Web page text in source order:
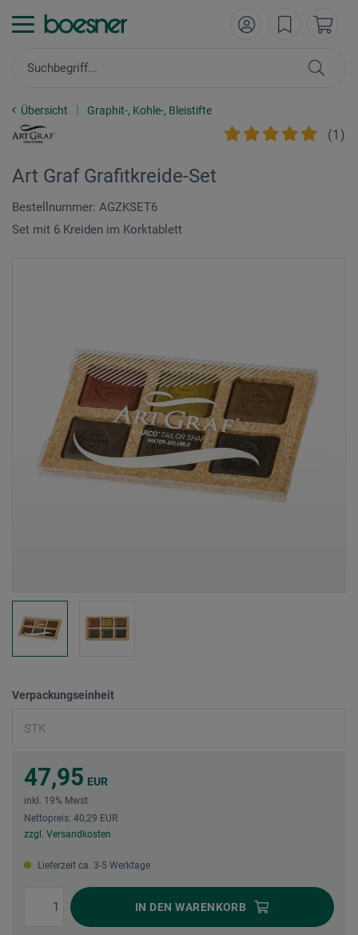
Übersicht Graphit-, Kohle-, Bleistifte
(1 )
Art Graf Grafitkreide-Set
Bestellnummer: AGZKSET6
Set mit 6 Kreiden im Korktablett
Verpackungseinheit
47,95 EUR
inkl. 19% Mwst
Nettopreis: 40,29 EUR
zzgl. Versandkosten
Lieferzeit ca. 3-5 Werktage
IN DEN WARENKORB